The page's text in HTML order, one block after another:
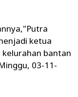
ketua
bantan
03-11-